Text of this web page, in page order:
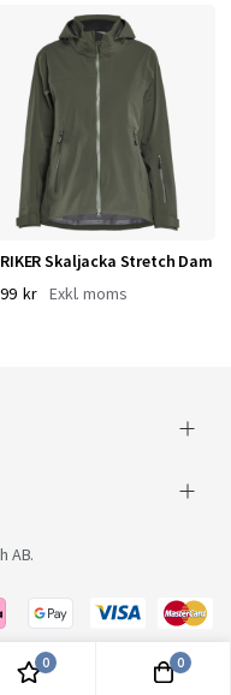
Skaljacka Stretch Dam
kr
AB.
0 0